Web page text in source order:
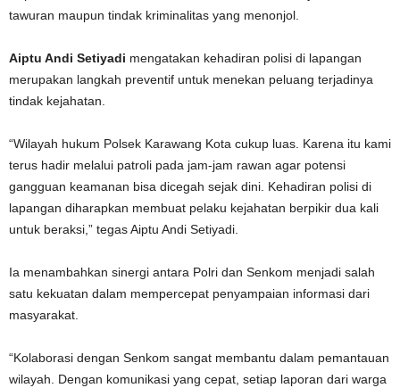
tawuran maupun tindak kriminalitas yang menonjol.
Aiptu Andi Setiyadi mengatakan kehadiran polisi di lapangan
merupakan langkah preventif untuk menekan peluang terjadinya
tindak kejahatan.
“Wilayah hukum Polsek Karawang Kota cukup luas. Karena itu kami
terus hadir melalui patroli pada jam-jam rawan agar potensi
gangguan keamanan bisa dicegah sejak dini. Kehadiran polisi di
lapangan diharapkan membuat pelaku kejahatan berpikir dua kali
untuk beraksi,” tegas Aiptu Andi Setiyadi.
Ia menambahkan sinergi antara Polri dan Senkom menjadi salah
satu kekuatan dalam mempercepat penyampaian informasi dari
masyarakat.
“Kolaborasi dengan Senkom sangat membantu dalam pemantauan
wilayah. Dengan komunikasi yang cepat, setiap laporan dari warga